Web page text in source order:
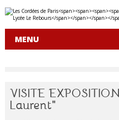
Aller
au
Outils
personnels
MENU
VISITE
Laurent"